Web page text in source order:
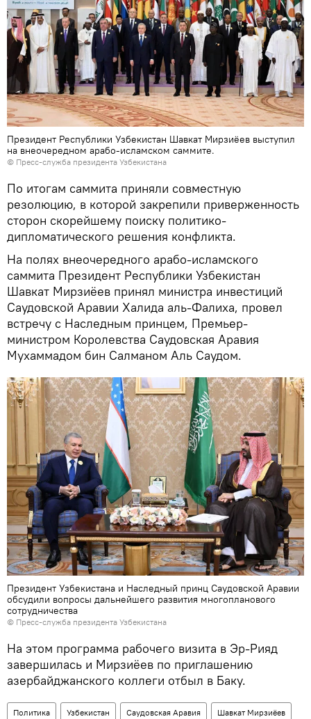
Президент Республики Узбекистан Шавкат Мирзиёев выступил
на внеочередном арабо-исламском саммите.
© Пресс-служба президента Узбекистана
По итогам саммита приняли совместную
резолюцию, в которой закрепили приверженность
сторон скорейшему поиску политико-
дипломатического решения конфликта.
На полях внеочередного арабо-исламского
саммита Президент Республики Узбекистан
Шавкат Мирзиёев принял министра инвестиций
Саудовской Аравии Халида аль-Фалиха, провел
встречу с Наследным принцем, Премьер-
министром Королевства Саудовская Аравия
Мухаммадом бин Салманом Аль Саудом.
Президент Узбекистана и Наследный принц Саудовской Аравии
обсудили вопросы дальнейшего развития многопланового
сотрудничества
© Пресс-служба президента Узбекистана
На этом программа рабочего визита в Эр-Рияд
завершилась и Мирзиёев по приглашению
азербайджанского коллеги отбыл в Баку.
Политика Узбекистан Саудовская Аравия Шавкат Мирзиёев